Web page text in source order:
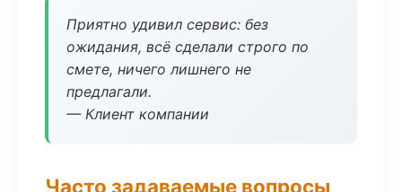
Приятно удивил сервис: без
ожидания, всё сделали строго по
смете, ничего лишнего не
предлагали.
— Клиент компании
Часто задаваемые вопросы